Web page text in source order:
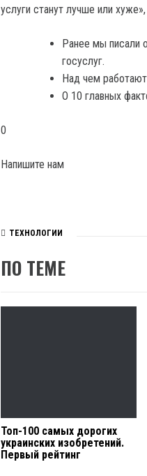
услуги станут лучше или
Ранее мы писали
госуслуг.
Над чем
О 10 главных
0
Напишите нам
ТЕХНОЛОГИИ
ПО ТЕМЕ
Топ-100 самых дорогих
украинских изобретений.
Первый рейтинг